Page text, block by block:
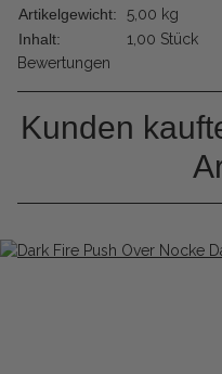
Artikelgewicht:
5,00 kg
Inhalt:
1,00 Stück
Bewertungen
Kunden